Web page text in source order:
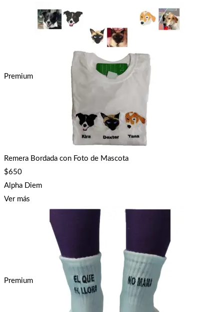
Premium
Remera Bordada con Foto de Mascota
$650
Alpha Diem
Ver más
Premium